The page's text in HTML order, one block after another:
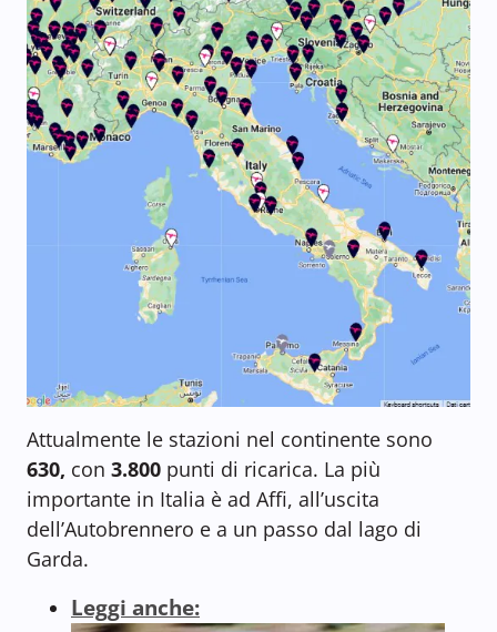
Attualmente le stazioni nel continente sono
630, con 3.800 punti di ricarica. La più
importante in Italia è ad Affi, all’uscita
dell’Autobrennero e a un passo dal lago di
Garda.
Leggi anche: